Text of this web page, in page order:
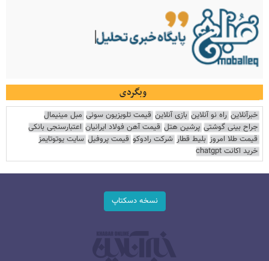
وبگردی
خبرآنلاین راه نو آنلاین بازی آنلاین قیمت تلویزیون سونی مبل مینیمال
جراح بینی گوشتی پرشین هتل قیمت آهن فولاد ایرانیان اعتبارسنجی بانکی
قیمت طلا امروز بلیط قطار شرکت رادوکو قیمت پروفیل سایت یوتوتایمز
خرید اکانت chatgpt
نسخه دسکتاپ